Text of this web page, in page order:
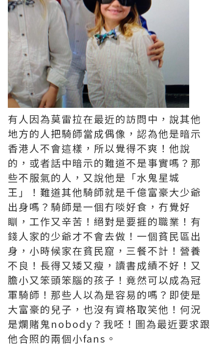
有人因為莫雷拉在最近的訪問中，說其他
地方的人把騎師當成偶像，認為他是暗示
香港人不會這樣，所以覺得不爽！他說
的，或者話中暗示的難道不是事實嗎？那
些不服氣的人，又說他是「水鬼星城
王」！難道其他騎師就是千億富豪大少爺
出身嗎？騎師是一個冇啖好食，冇覺好
瞓，工作又辛苦！絕對是要捱的職業！有
錢人家的少爺才不會去做！一個貧民區出
身，小時候家在貧民窟，三餐不計！營養
不良！長得又矮又瘦，讀書成績不好！又
膽小又笨頭笨腦的孩子！竟然可以成為冠
軍騎師！那些人以為是容易的嗎？即使是
大富豪的兒子，也沒有資格取笑他！何況
是爛賭鬼nobody？我呸！圖為最近要求跟
他合照的兩個小fans。